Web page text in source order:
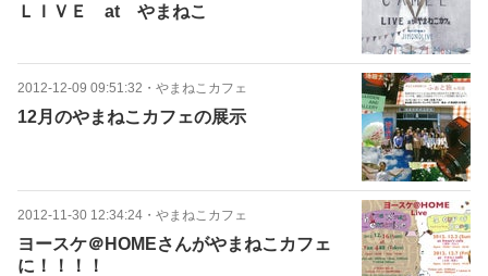
ＬＩＶＥ at やまねこ
2012-12-09 09:51:32 ・ やまねこカフェ
12月のやまねこカフェの展示
2012-11-30 12:34:24 ・ やまねこカフェ
ヨースケ＠HOMEさんがやまねこカフェ
に！！！！